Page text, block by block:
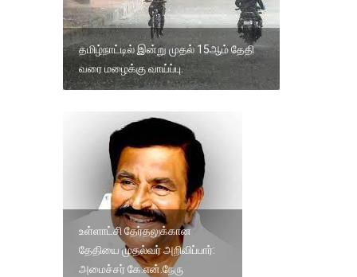
தமிழ்நாட்டில் இன்று முதல் 15ஆம் தேதி
வரை மழைக்கு வாய்ப்பு.
உள்ளாட்சி தேர்தலுக்கான
தேதியை முதல்வர் அறிவிப்பார்:
அமைச்சர் கே.என்.நேரு